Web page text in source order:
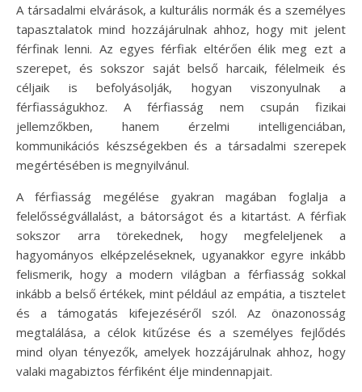
A társadalmi elvárások, a kulturális normák és a személyes
tapasztalatok mind hozzájárulnak ahhoz, hogy mit jelent
férfinak lenni. Az egyes férfiak eltérően élik meg ezt a
szerepet, és sokszor saját belső harcaik, félelmeik és
céljaik is befolyásolják, hogyan viszonyulnak a
férfiasságukhoz. A férfiasság nem csupán fizikai
jellemzőkben, hanem érzelmi intelligenciában,
kommunikációs készségekben és a társadalmi szerepek
megértésében is megnyilvánul.
A férfiasság megélése gyakran magában foglalja a
felelősségvállalást, a bátorságot és a kitartást. A férfiak
sokszor arra törekednek, hogy megfeleljenek a
hagyományos elképzeléseknek, ugyanakkor egyre inkább
felismerik, hogy a modern világban a férfiasság sokkal
inkább a belső értékek, mint például az empátia, a tisztelet
és a támogatás kifejezéséről szól. Az önazonosság
megtalálása, a célok kitűzése és a személyes fejlődés
mind olyan tényezők, amelyek hozzájárulnak ahhoz, hogy
valaki magabiztos férfiként élje mindennapjait.